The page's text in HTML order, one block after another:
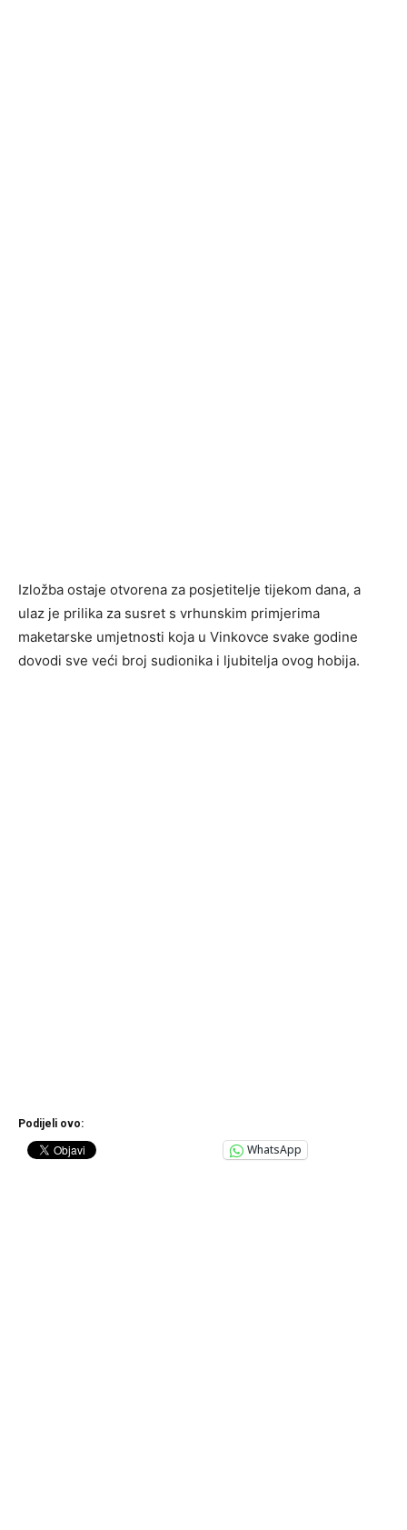
Izložba ostaje otvorena za posjetitelje tijekom dana, a
ulaz je prilika za susret s vrhunskim primjerima
maketarske umjetnosti koja u Vinkovce svake godine
dovodi sve veći broj sudionika i ljubitelja ovog hobija.
Podijeli ovo:
WhatsApp